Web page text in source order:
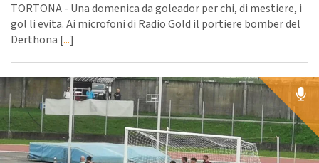
TORTONA - Una domenica da goleador per chi, di mestiere, i
gol li evita. Ai microfoni di Radio Gold il portiere bomber del
Derthona [...]